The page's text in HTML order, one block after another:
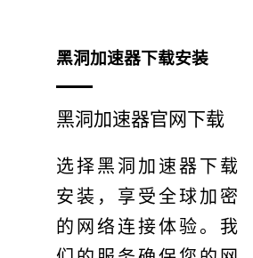
黑洞加速器下载安装
黑洞加速器官网下载
选择黑洞加速器下载
安装，享受全球加密
的网络连接体验。我